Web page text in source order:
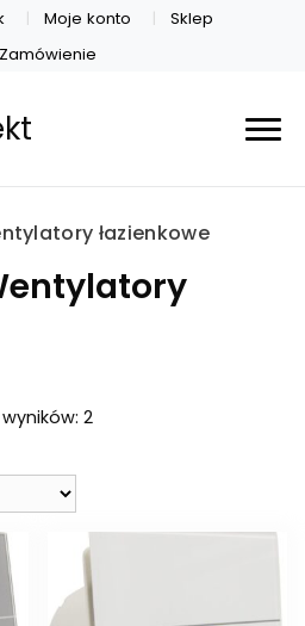
Moje konto
Sklep
Zamówienie
łazienkowe
2Posortowane